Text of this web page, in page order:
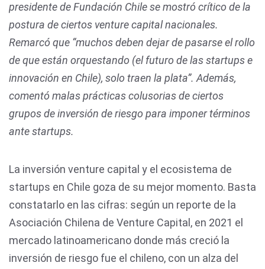
presidente de Fundación Chile se mostró crítico de la
postura de ciertos venture capital nacionales.
Remarcó que “muchos deben dejar de pasarse el rollo
de que están orquestando (el futuro de las startups e
innovación en Chile), solo traen la plata”. Además,
comentó malas prácticas colusorias de ciertos
grupos de inversión de riesgo para imponer términos
ante startups.
La inversión venture capital y el ecosistema de
startups en Chile goza de su mejor momento. Basta
constatarlo en las cifras: según un reporte de la
Asociación Chilena de Venture Capital, en 2021 el
mercado latinoamericano donde más creció la
inversión de riesgo fue el chileno, con un alza del